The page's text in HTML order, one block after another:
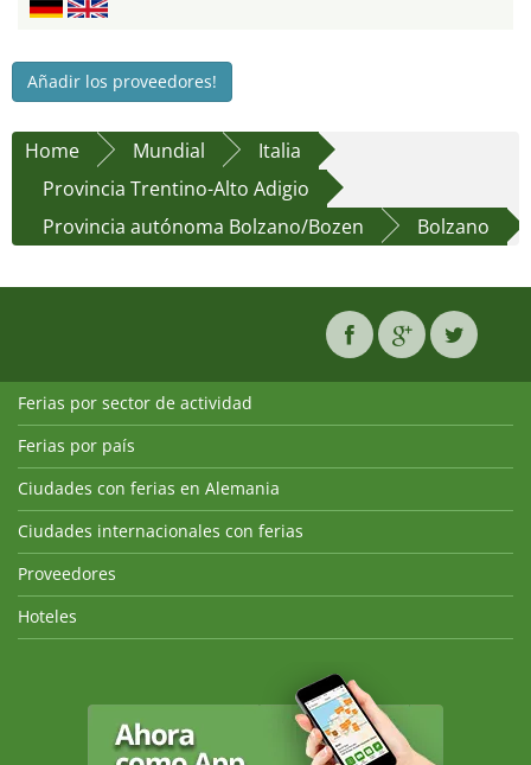
Añadir los proveedores!
Home Mundial
Italia
Provincia Trentino-Alto Adigio
Provincia autónoma Bolzano/Bozen
Bolzano
Ferias por sector de actividad
Ferias por país
Ciudades con ferias en Alemania
Ciudades internacionales con ferias
Proveedores
Hoteles